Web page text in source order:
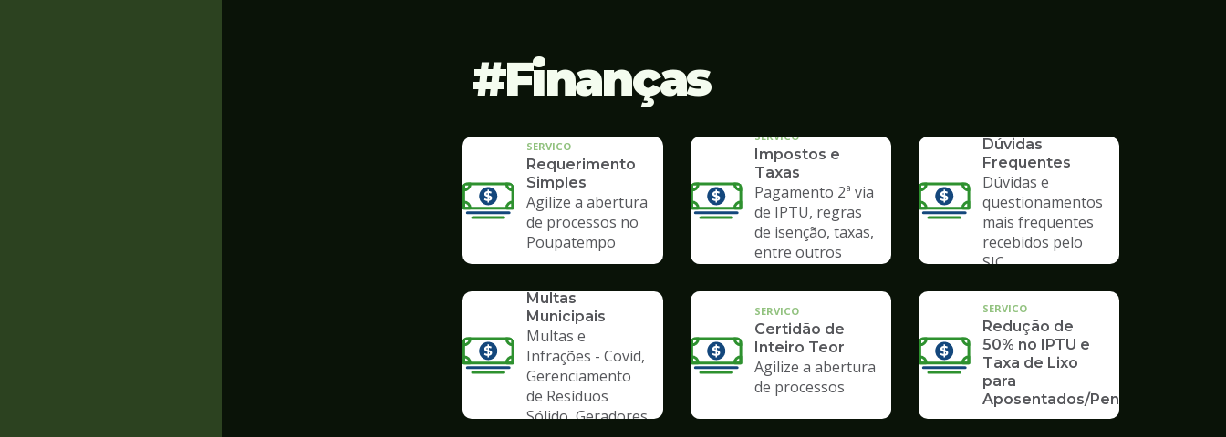
Finanças
SERVICO
Requerimento
Simples
Agilize a abertura
de processos no
Poupatempo
SERVICO
Impostos e
Taxas
Pagamento 2ª via
de IPTU, regras
de isenção, taxas,
entre outros
Dúvidas
Frequentes
Dúvidas e
questionamentos
mais frequentes
recebidos pelo
SIC
SERVICO
Multas
Municipais
Multas e
Infrações - Covid,
Gerenciamento
de Resíduos
Sólido, Geradores
SERVICO
Certidão de
Inteiro Teor
Agilize a abertura
de processos
SERVICO
Redução de
50% no IPTU e
Taxa de Lixo
para
Aposentados/Pensionistas